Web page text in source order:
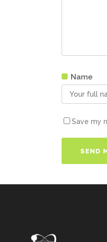
Name
Save my